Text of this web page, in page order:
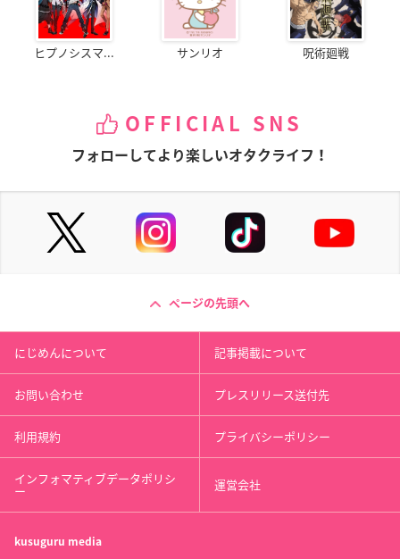
ヒプノシスマ... サンリオ 呪術廻戦
OFFICIAL SNS
フォローしてより楽しいオタクライフ！
ページの先頭へ
にじめんについて 記事掲載について
お問い合わせ プレスリリース送付先
利用規約 プライバシーポリシー
インフォマティブデータポリシ
ー 運営会社
kusuguru media